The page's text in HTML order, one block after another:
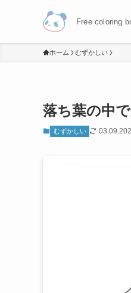
Free coloring
ホーム むずかしい
落ち葉の中
むずかしい